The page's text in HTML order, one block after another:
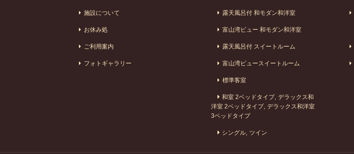
施設について
お休み処
ご利用案内
フォトギャラリー
露天風呂付 和モダン和洋室
富山湾ビュー 和モダン和洋室
露天風呂付 スイートルーム
富山湾ビュースイートルーム
標準客室
和室 2ベッドタイプ デラックス和
洋室 2ベッドタイプ デラックス和洋室
3ベッドタイプ
シングル ツイン